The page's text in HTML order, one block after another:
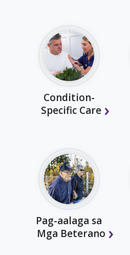
Condition-
Specific Care
Pag-aalaga sa
Mga Beterano